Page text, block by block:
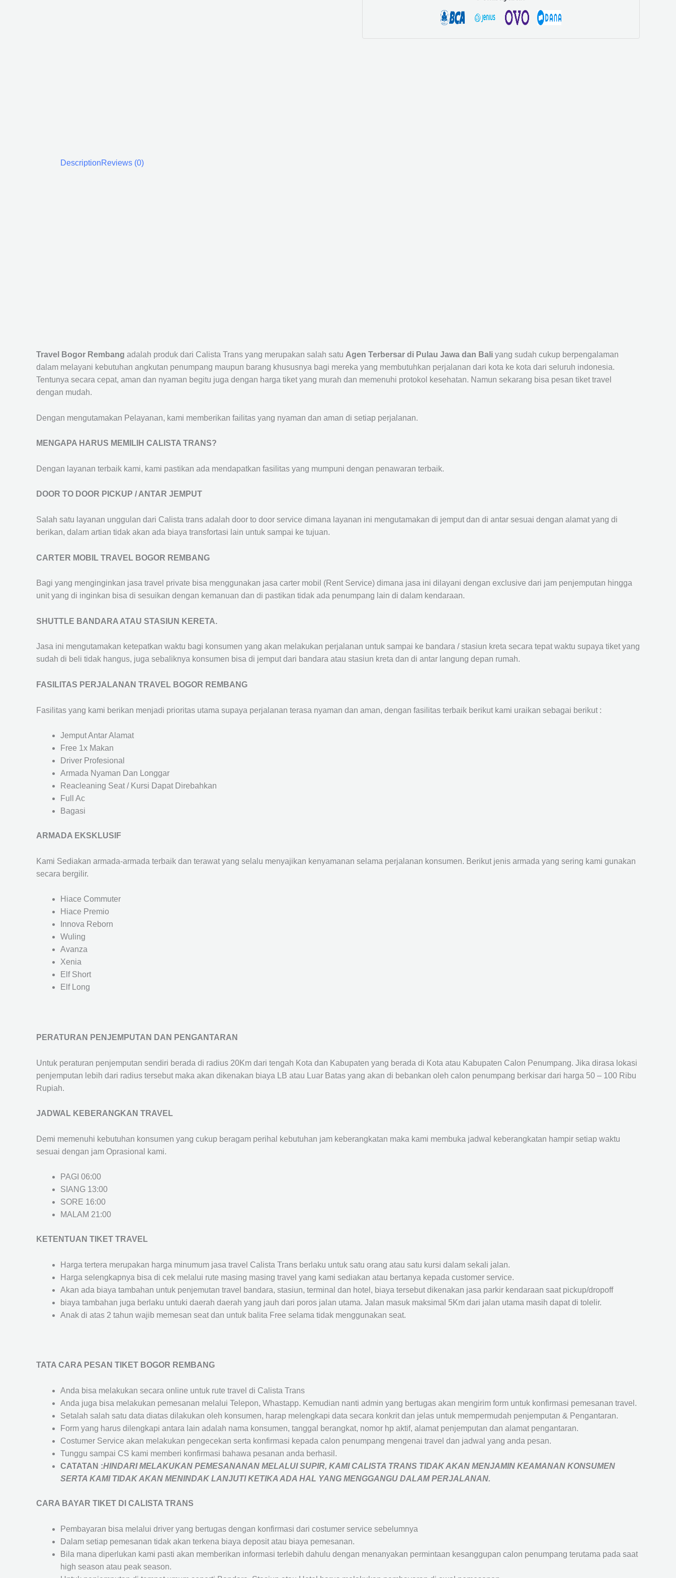
DescriptionReviews (0)
Travel Bogor Rembang adalah produk dari Calista Trans yang merupakan salah satu Agen Terbersar di Pulau Jawa dan Bali yang sudah cukup berpengalaman
dalam melayani kebutuhan angkutan penumpang maupun barang khususnya bagi mereka yang membutuhkan perjalanan dari kota ke kota dari seluruh indonesia.
Tentunya secara cepat, aman dan nyaman begitu juga dengan harga tiket yang murah dan memenuhi protokol kesehatan. Namun sekarang bisa pesan tiket travel
dengan mudah.
Dengan mengutamakan Pelayanan, kami memberikan failitas yang nyaman dan aman di setiap perjalanan.
MENGAPA HARUS MEMILIH CALISTA TRANS?
Dengan layanan terbaik kami, kami pastikan ada mendapatkan fasilitas yang mumpuni dengan penawaran terbaik.
DOOR TO DOOR PICKUP / ANTAR JEMPUT
Salah satu layanan unggulan dari Calista trans adalah door to door service dimana layanan ini mengutamakan di jemput dan di antar sesuai dengan alamat yang di
berikan, dalam artian tidak akan ada biaya transfortasi lain untuk sampai ke tujuan.
CARTER MOBIL TRAVEL BOGOR REMBANG
Bagi yang menginginkan jasa travel private bisa menggunakan jasa carter mobil (Rent Service) dimana jasa ini dilayani dengan exclusive dari jam penjemputan hingga
unit yang di inginkan bisa di sesuikan dengan kemanuan dan di pastikan tidak ada penumpang lain di dalam kendaraan.
SHUTTLE BANDARA ATAU STASIUN KERETA.
Jasa ini mengutamakan ketepatkan waktu bagi konsumen yang akan melakukan perjalanan untuk sampai ke bandara / stasiun kreta secara tepat waktu supaya tiket yang
sudah di beli tidak hangus, juga sebaliknya konsumen bisa di jemput dari bandara atau stasiun kreta dan di antar langung depan rumah.
FASILITAS PERJALANAN TRAVEL BOGOR REMBANG
Fasilitas yang kami berikan menjadi prioritas utama supaya perjalanan terasa nyaman dan aman, dengan fasilitas terbaik berikut kami uraikan sebagai berikut :
Jemput Antar Alamat
Free 1x Makan
Driver Profesional
Armada Nyaman Dan Longgar
Reacleaning Seat / Kursi Dapat Direbahkan
Full Ac
Bagasi
ARMADA EKSKLUSIF
Kami Sediakan armada-armada terbaik dan terawat yang selalu menyajikan kenyamanan selama perjalanan konsumen. Berikut jenis armada yang sering kami gunakan
secara bergilir.
Hiace Commuter
Hiace Premio
Innova Reborn
Wuling
Avanza
Xenia
Elf Short
Elf Long
PERATURAN PENJEMPUTAN DAN PENGANTARAN
Untuk peraturan penjemputan sendiri berada di radius 20Km dari tengah Kota dan Kabupaten yang berada di Kota atau Kabupaten Calon Penumpang. Jika dirasa lokasi
penjemputan lebih dari radius tersebut maka akan dikenakan biaya LB atau Luar Batas yang akan di bebankan oleh calon penumpang berkisar dari harga 50 – 100 Ribu
Rupiah.
JADWAL KEBERANGKAN TRAVEL
Demi memenuhi kebutuhan konsumen yang cukup beragam perihal kebutuhan jam keberangkatan maka kami membuka jadwal keberangkatan hampir setiap waktu
sesuai dengan jam Oprasional kami.
PAGI 06:00
SIANG 13:00
SORE 16:00
MALAM 21:00
KETENTUAN TIKET TRAVEL
Harga tertera merupakan harga minumum jasa travel Calista Trans berlaku untuk satu orang atau satu kursi dalam sekali jalan.
Harga selengkapnya bisa di cek melalui rute masing masing travel yang kami sediakan atau bertanya kepada customer service.
Akan ada biaya tambahan untuk penjemutan travel bandara, stasiun, terminal dan hotel, biaya tersebut dikenakan jasa parkir kendaraan saat pickup/dropoff
biaya tambahan juga berlaku untuki daerah daerah yang jauh dari poros jalan utama. Jalan masuk maksimal 5Km dari jalan utama masih dapat di tolelir.
Anak di atas 2 tahun wajib memesan seat dan untuk balita Free selama tidak menggunakan seat.
TATA CARA PESAN TIKET BOGOR REMBANG
Anda bisa melakukan secara online untuk rute travel di Calista Trans
Anda juga bisa melakukan pemesanan melalui Telepon, Whastapp. Kemudian nanti admin yang bertugas akan mengirim form untuk konfirmasi pemesanan travel.
Setalah salah satu data diatas dilakukan oleh konsumen, harap melengkapi data secara konkrit dan jelas untuk mempermudah penjemputan & Pengantaran.
Form yang harus dilengkapi antara lain adalah nama konsumen, tanggal berangkat, nomor hp aktif, alamat penjemputan dan alamat pengantaran.
Costumer Service akan melakukan pengecekan serta konfirmasi kepada calon penumpang mengenai travel dan jadwal yang anda pesan.
Tunggu sampai CS kami memberi konfirmasi bahawa pesanan anda berhasil.
CATATAN :HINDARI MELAKUKAN PEMESANANAN MELALUI SUPIR, KAMI CALISTA TRANS TIDAK AKAN MENJAMIN KEAMANAN KONSUMEN
SERTA KAMI TIDAK AKAN MENINDAK LANJUTI KETIKA ADA HAL YANG MENGGANGU DALAM PERJALANAN.
CARA BAYAR TIKET DI CALISTA TRANS
Pembayaran bisa melalui driver yang bertugas dengan konfirmasi dari costumer service sebelumnya
Dalam setiap pemesanan tidak akan terkena biaya deposit atau biaya pemesanan.
Bila mana diperlukan kami pasti akan memberikan informasi terlebih dahulu dengan menanyakan permintaan kesanggupan calon penumpang terutama pada saat
high season atau peak season.